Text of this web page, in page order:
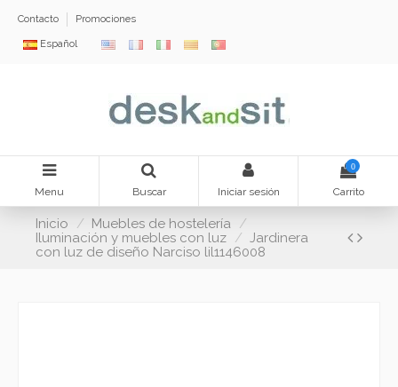
Contacto Promociones
Español
Menu Buscar Iniciar sesión
0
Carrito
Inicio
Muebles de hostelería
Iluminación y muebles con luz
Jardinera
con luz de diseño Narciso lil1146008